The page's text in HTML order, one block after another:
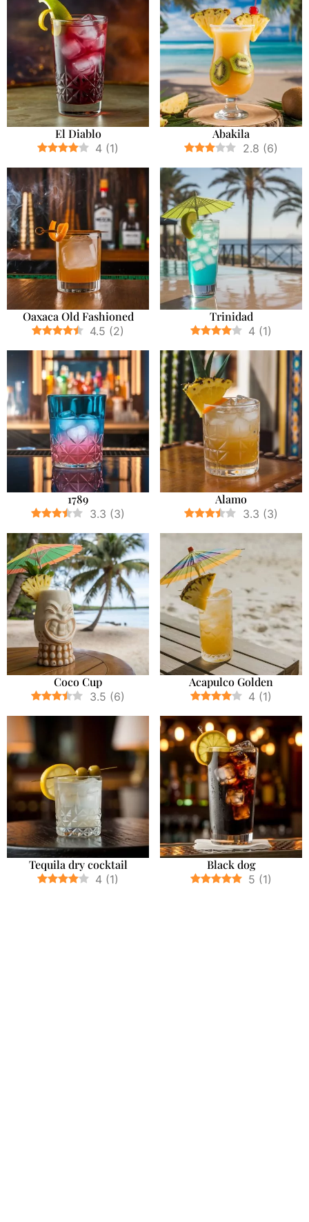
El Diablo
4 (1)
Abakila
2.8 (6)
Oaxaca Old Fashioned
4.5 (2)
Trinidad
4 (1)
1789
3.3 (3)
Alamo
3.3 (3)
Coco Cup
3.5 (6)
Acapulco Golden
4 (1)
Tequila dry cocktail
4 (1)
Black dog
5 (1)